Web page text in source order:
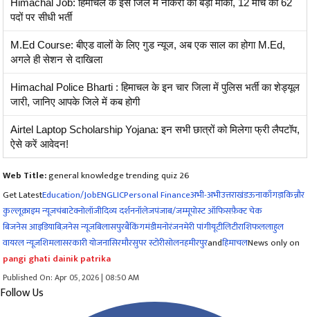
Himachal Job: हिमाचल के इस जिले में नौकरी का बड़ा मौका, 12 मार्च को 62
पदों पर सीधी भर्ती
M.Ed Course: बीएड वालों के लिए गुड न्यूज, अब एक साल का होगा M.Ed,
अगले ही सेशन से दाखिला
Himachal Police Bharti : हिमाचल के इन चार जिला में पुलिस भर्ती का शेड्यूल
जारी, जानिए आपके जिले में कब होगी
Airtel Laptop Scholarship Yojana: इन सभी छात्रों को मिलेगा फ्री लैपटॉप,
ऐसे करें आवेदन!
Web Title:general knowledge trending quiz 26
Get LatestEducation/JobENGLICPersonal Financeअभी-अभीउत्तराखंडऊनाकाँगड़ाकिन्नौर
कुल्लूक्राइम न्यूजचंबाटेक्नोलॉजीदिव्य दर्शननॉलेजपंजाब/जम्मूपोस्ट ऑफिसफ़ैक्ट चेक
बिजनेस आइडियाबिज़नेस न्यूज़बिलासपुरबैंकिंगमंडीमनोरंजनमेरी पांगीयूटीलिटीराशिफललाहुल
वायरल न्यूज़शिमलासरकारी योजनासिरमौरसुपर स्टोरीसोलनहमीरपुरandहिमाचलNews only on
pangi ghati dainik patrika
Published On: Apr 05, 2026 | 08:50 AM
Follow Us